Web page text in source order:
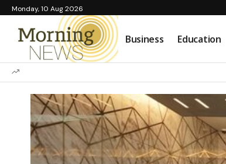
Monday, 10 Aug 2026
Business Education